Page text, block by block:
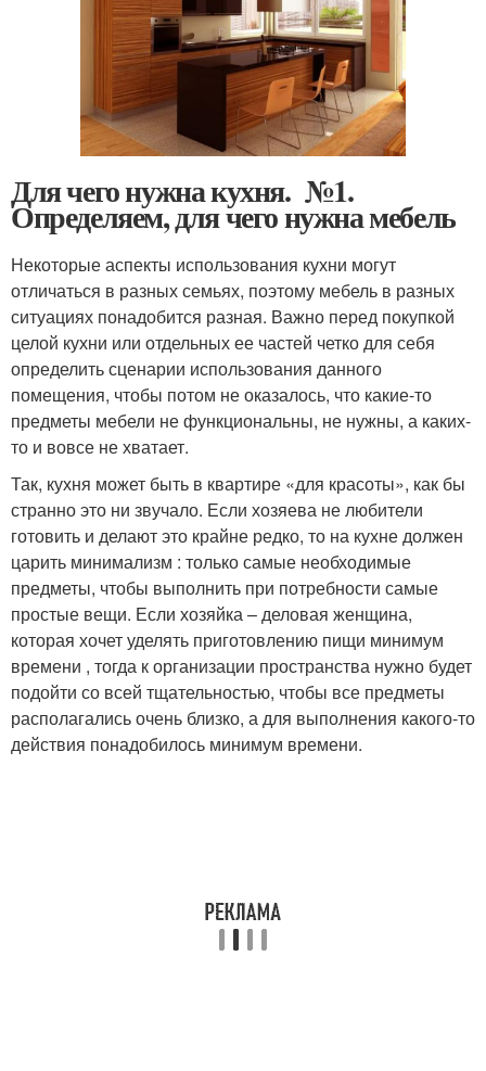
Для чего нужна кухня. №1.
Определяем, для чего нужна мебель
Некоторые аспекты использования кухни могут
отличаться в разных семьях, поэтому мебель в разных
ситуациях понадобится разная. Важно перед покупкой
целой кухни или отдельных ее частей четко для себя
определить сценарии использования данного
помещения, чтобы потом не оказалось, что какие-то
предметы мебели не функциональны, не нужны, а каких-
то и вовсе не хватает.
Так, кухня может быть в квартире «для красоты», как бы
странно это ни звучало. Если хозяева не любители
готовить и делают это крайне редко, то на кухне должен
царить минимализм : только самые необходимые
предметы, чтобы выполнить при потребности самые
простые вещи. Если хозяйка – деловая женщина,
которая хочет уделять приготовлению пищи минимум
времени , тогда к организации пространства нужно будет
подойти со всей тщательностью, чтобы все предметы
располагались очень близко, а для выполнения какого-то
действия понадобилось минимум времени.